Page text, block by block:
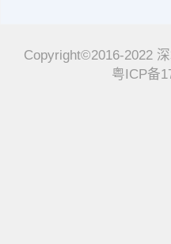
Copyright©2016-2022
粤ICP备